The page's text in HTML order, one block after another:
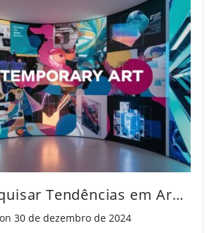
Como Pesquisar Tendências em Arte Contemporânea
on Posted on
30 de dezembro de 2024